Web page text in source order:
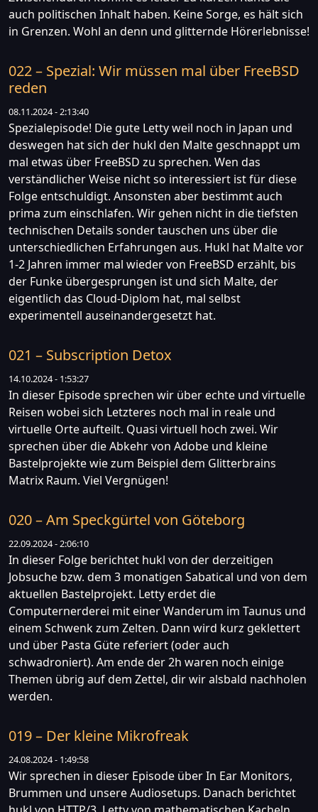
auch politischen Inhalt haben. Keine Sorge, es hält sich
in Grenzen. Wohl an denn und glitternde Hörerlebnisse!
022 – Spezial: Wir müssen mal über FreeBSD
reden
08.11.2024 - 2:13:40
Spezialepisode! Die gute Letty weil noch in Japan und
deswegen hat sich der hukl den Malte geschnappt um
mal etwas über FreeBSD zu sprechen. Wen das
verständlicher Weise nicht so interessiert ist für diese
Folge entschuldigt. Ansonsten aber bestimmt auch
prima zum einschlafen. Wir gehen nicht in die tiefsten
technischen Details sonder tauschen uns über die
unterschiedlichen Erfahrungen aus. Hukl hat Malte vor
1-2 Jahren immer mal wieder von FreeBSD erzählt, bis
der Funke übergesprungen ist und sich Malte, der
eigentlich das Cloud-Diplom hat, mal selbst
experimentell auseinandergesetzt hat.
021 – Subscription Detox
14.10.2024 - 1:53:27
In dieser Episode sprechen wir über echte und virtuelle
Reisen wobei sich Letzteres noch mal in reale und
virtuelle Orte aufteilt. Quasi virtuell hoch zwei. Wir
sprechen über die Abkehr von Adobe und kleine
Bastelprojekte wie zum Beispiel dem Glitterbrains
Matrix Raum. Viel Vergnügen!
020 – Am Speckgürtel von Göteborg
22.09.2024 - 2:06:10
In dieser Folge berichtet hukl von der derzeitigen
Jobsuche bzw. dem 3 monatigen Sabatical und von dem
aktuellen Bastelprojekt. Letty erdet die
Computernerderei mit einer Wanderum im Taunus und
einem Schwenk zum Zelten. Dann wird kurz geklettert
und über Pasta Güte referiert (oder auch
schwadroniert). Am ende der 2h waren noch einige
Themen übrig auf dem Zettel, dir wir alsbald nachholen
werden.
019 – Der kleine Mikrofreak
24.08.2024 - 1:49:58
Wir sprechen in dieser Episode über In Ear Monitors,
Brummen und unsere Audiosetups. Danach berichtet